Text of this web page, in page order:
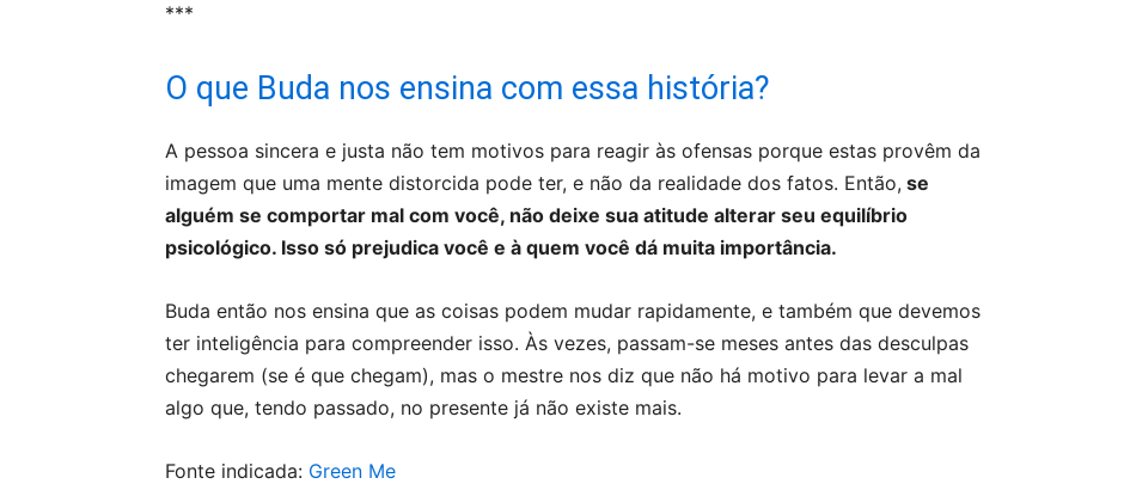
***
O que Buda nos ensina com essa história?
A pessoa sincera e justa não tem motivos para reagir às ofensas porque estas provêm da
imagem que uma mente distorcida pode ter, e não da realidade dos fatos. Então, se
alguém se comportar mal com você, não deixe sua atitude alterar seu equilíbrio
psicológico. Isso só prejudica você e à quem você dá muita importância.
Buda então nos ensina que as coisas podem mudar rapidamente, e também que devemos
ter inteligência para compreender isso. Às vezes, passam-se meses antes das desculpas
chegarem (se é que chegam), mas o mestre nos diz que não há motivo para levar a mal
algo que, tendo passado, no presente já não existe mais.
Fonte indicada: Green Me